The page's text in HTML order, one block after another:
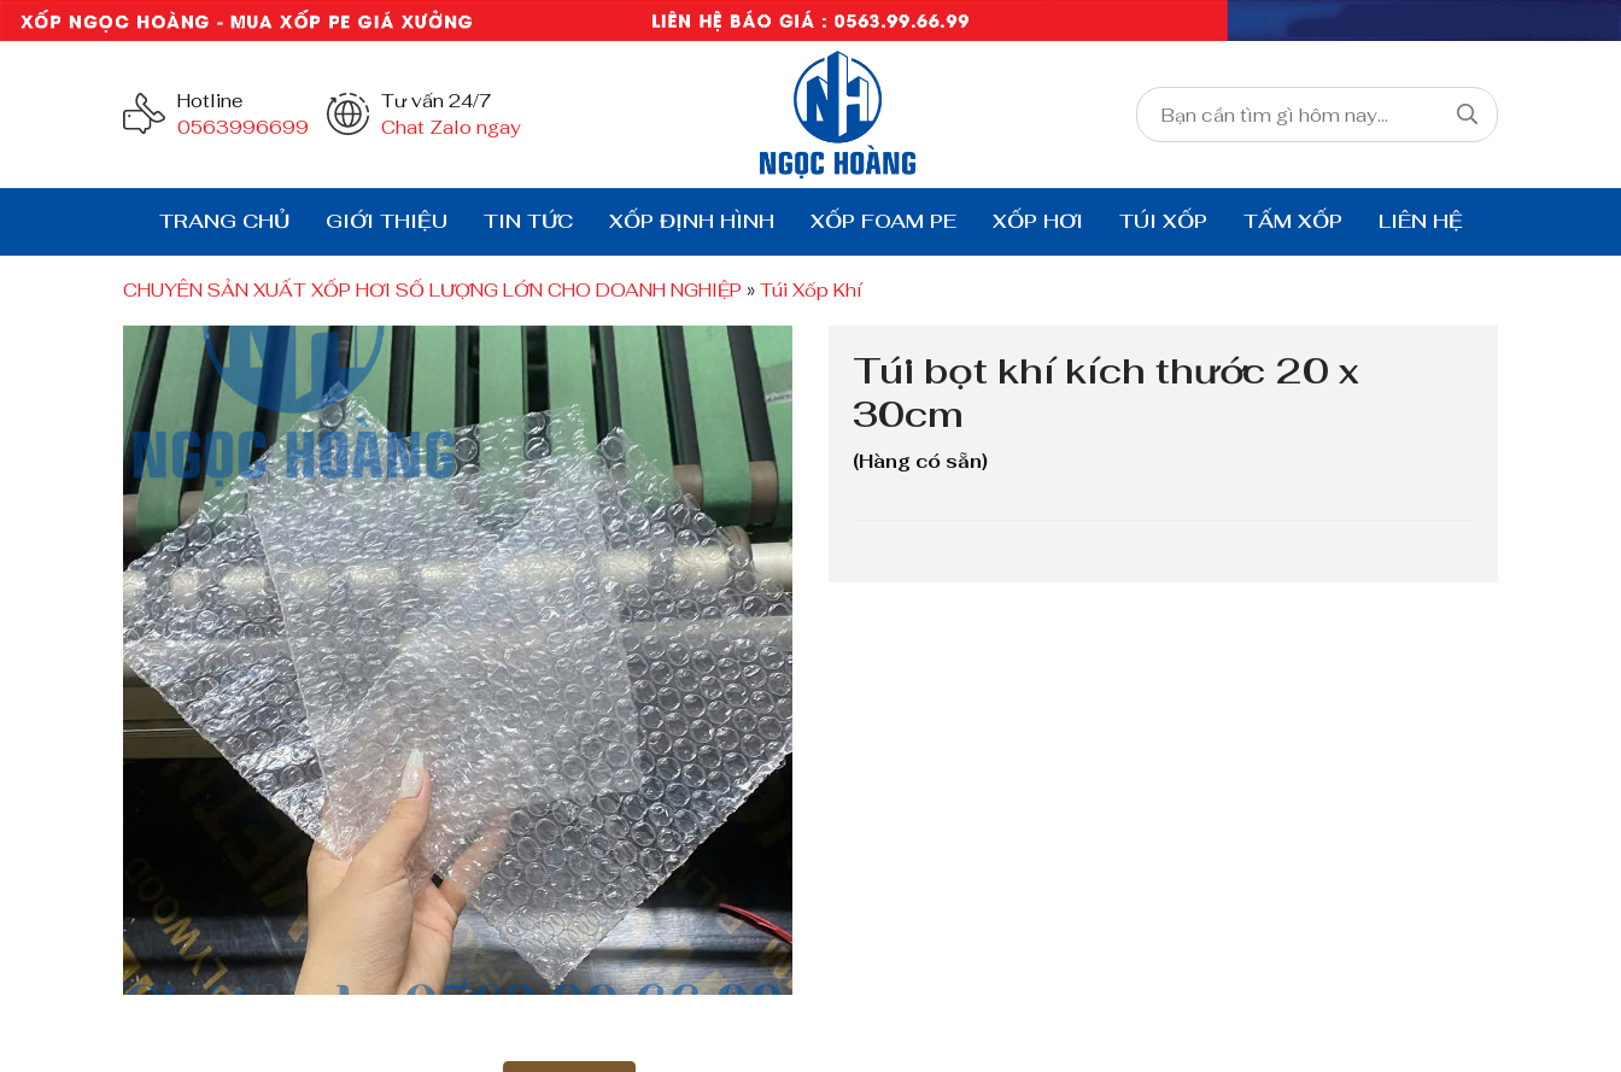
Hotline
0563996699
Tư vấn 24/7
Chat Zalo ngay
TRANG CHỦ GIỚI THIỆU TIN TỨC XỐP ĐỊNH HÌNH XỐP FOAM PE XỐP HƠI TÚI XỐP TẤM XỐP LIÊN HỆ
CHUYÊN SẢN XUẤT XỐP HƠI SỐ LƯỢNG LỚN CHO DOANH NGHIỆP » Túi Xốp Khí
Túi bọt khí kích thước 20 x
30cm
(Hàng có sẵn)